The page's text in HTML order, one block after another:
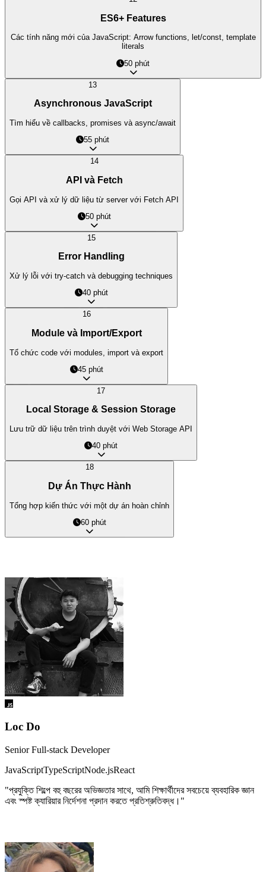
ES6+ Features
Các tính năng mới của JavaScript: Arrow functions, let/const, template
literals
50 phút
13
Asynchronous JavaScript
Tìm hiểu về callbacks, promises và async/await
55 phút
14
API và Fetch
Gọi API và xử lý dữ liệu từ server với Fetch API
50 phút
15
Error Handling
Xử lý lỗi với try-catch và debugging techniques
40 phút
16
Module và Import/Export
Tổ chức code với modules, import và export
45 phút
17
Local Storage & Session Storage
Lưu trữ dữ liệu trên trình duyệt với Web Storage API
40 phút
18
Dự Án Thực Hành
Tổng hợp kiến thức với một dự án hoàn chỉnh
60 phút
Loc Do
Senior Full-stack Developer
JavaScriptTypeScriptNode.jsReact
"প্রযুক্তি শিল্পে বহু বছরের অভিজ্ঞতার সাথে, আমি শিক্ষার্থীদের সবচেয়ে ব্যবহারিক জ্ঞান
এবং স্পষ্ট ক্যারিয়ার নির্দেশনা প্রদান করতে প্রতিশ্রুতিবদ্ধ।"
©